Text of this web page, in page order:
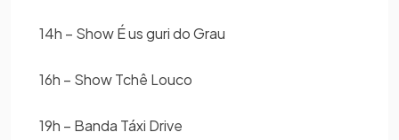
14h – Show É us guri do Grau
16h – Show Tchê Louco
19h – Banda Táxi Drive